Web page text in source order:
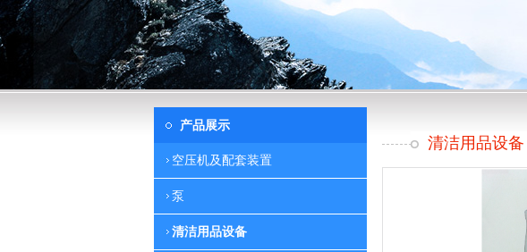
产品展示
空压机及配套装置
泵
清洁用品设备
清洁用品设备